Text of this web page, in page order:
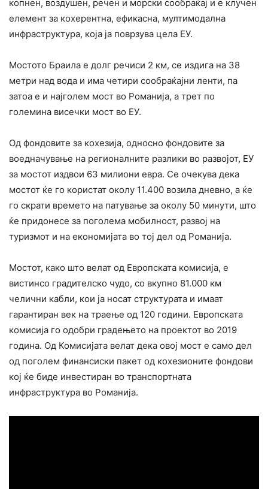
копнен, воздушен, речен и морски сообраќај и е клучен
елемент за кохерентна, ефикасна, мултимодална
инфраструктура, која ја поврзува цела ЕУ.
Мостото Браила е долг речиси 2 км, се издига на 38
метри над вода и има четири сообраќајни ленти, па
затоа е и најголем мост во Романија, а трет по
големина висечки мост во ЕУ.
Од фондовите за кохезија, односно фондовите за
воедначување на регионалните разлики во развојот, ЕУ
за мостот издвои 63 милиони евра. Се очекува дека
мостот ќе го користат околу 11.400 возила дневно, а ќе
го скрати времето на патување за околу 50 минути, што
ќе придонесе за поголема мобилност, развој на
туризмот и на економијата во тој дел од Романија.
Мостот, како што велат од Европската комисија, е
вистинсо градителско чудо, со вкупно 81.000 км
челични кабли, кои ја носат структурата и имаат
гарантиран век на траење од 120 години. Европската
комисија го одобри градењето на проектот во 2019
година. Од Комисијата велат дека овој мост е само дел
од поголем финансиски пакет од кохезионите фондови
кој ќе биде инвестиран во транспортната
инфраструктура во Романија.